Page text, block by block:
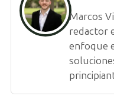
Marcos
redactor
enfoque